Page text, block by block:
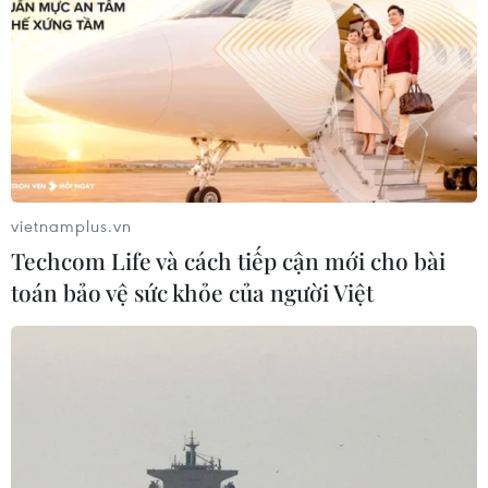
Người cựu binh hơn 40 năm đi tìm
đồng đội bằng ký ức và trái tim
Hưng Yên: Người thương binh hơn
40 năm gieo màu xanh nơi đầu sóng
22/07/2026 22:30
Bộ đội Cụ Hồ - "điểm tựa" của người
vietnamplus.vn
Techcom Life và cách tiếp cận mới cho bài
toán bảo vệ sức khỏe của người Việt